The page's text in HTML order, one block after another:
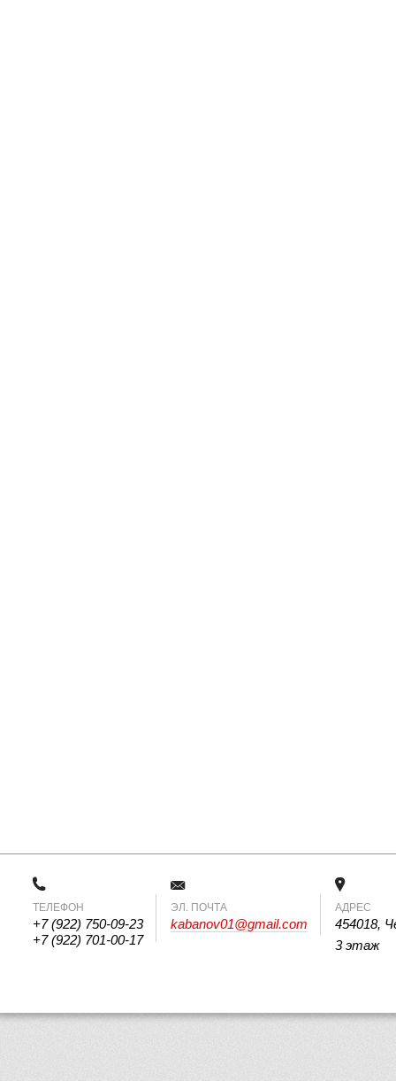
ТЕЛЕФОН
+7 (922) 750-09-23
+7 (922) 701-00-17
ЭЛ. ПОЧТА
kabanov01@gmail.com
АДРЕС
454018,
3 этаж